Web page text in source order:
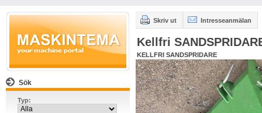
Sök
Typ:
Skriv ut Intresseanmälan
Kellfri
KELLFRI SANDSPRIDARE